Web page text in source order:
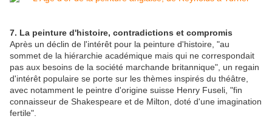
7. La peinture d'histoire, contradictions et compromis
Après un déclin de l'intérêt pour la peinture d'histoire, "au
sommet de la hiérarchie académique mais qui ne correspondait
pas aux besoins de la société marchande britannique", un regain
d'intérêt populaire se porte sur les thèmes inspirés du théâtre,
avec notamment le peintre d'origine suisse Henry Fuseli, "fin
connaisseur de Shakespeare et de Milton, doté d'une imagination
fertile".